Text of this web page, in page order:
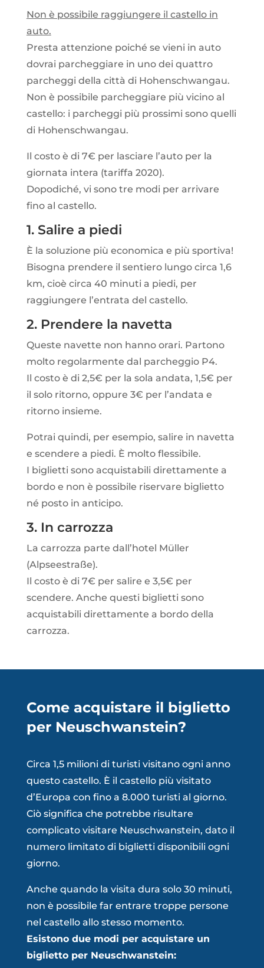
Non è possibile raggiungere il castello in
auto.
Presta attenzione poiché se vieni in auto
dovrai parcheggiare in uno dei quattro
parcheggi della città di Hohenschwangau.
Non è possibile parcheggiare più vicino al
castello: i parcheggi più prossimi sono quelli
di Hohenschwangau.
Il costo è di 7€ per lasciare l’auto per la
giornata intera (tariffa 2020).
Dopodiché, vi sono tre modi per arrivare
fino al castello.
1. Salire a piedi
È la soluzione più economica e più sportiva!
Bisogna prendere il sentiero lungo circa 1,6
km, cioè circa 40 minuti a piedi, per
raggiungere l’entrata del castello.
2. Prendere la navetta
Queste navette non hanno orari. Partono
molto regolarmente dal parcheggio P4.
Il costo è di 2,5€ per la sola andata, 1,5€ per
il solo ritorno, oppure 3€ per l’andata e
ritorno insieme.
Potrai quindi, per esempio, salire in navetta
e scendere a piedi. È molto flessibile.
I biglietti sono acquistabili direttamente a
bordo e non è possibile riservare biglietto
né posto in anticipo.
3. In carrozza
La carrozza parte dall’hotel Müller
(Alpseestraße).
Il costo è di 7€ per salire e 3,5€ per
scendere. Anche questi biglietti sono
acquistabili direttamente a bordo della
carrozza.
Come acquistare il biglietto
per Neuschwanstein?
Circa 1,5 milioni di turisti visitano ogni anno
questo castello. È il castello più visitato
d’Europa con fino a 8.000 turisti al giorno.
Ciò significa che potrebbe risultare
complicato visitare Neuschwanstein, dato il
numero limitato di biglietti disponibili ogni
giorno.
Anche quando la visita dura solo 30 minuti,
non è possibile far entrare troppe persone
nel castello allo stesso momento.
Esistono due modi per acquistare un
biglietto per Neuschwanstein: